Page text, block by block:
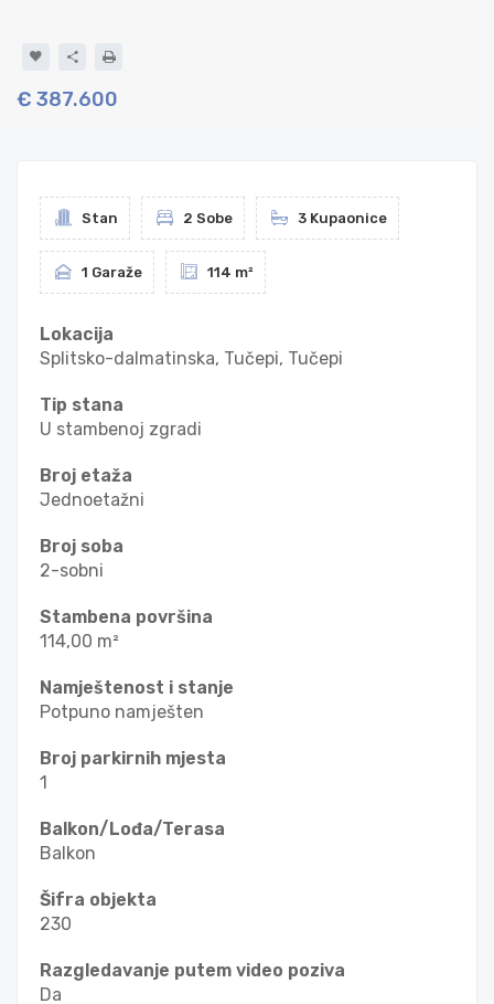
€ 387.600
Stan 2 Sobe 3 Kupaonice
1 Garaže 114 m²
Lokacija
Splitsko-dalmatinska, Tučepi, Tučepi
Tip stana
U stambenoj zgradi
Broj etaža
Jednoetažni
Broj soba
2-sobni
Stambena površina
114,00 m²
Namještenost i stanje
Potpuno namješten
Broj parkirnih mjesta
1
Balkon/Lođa/Terasa
Balkon
Šifra objekta
230
Razgledavanje putem video poziva
Da